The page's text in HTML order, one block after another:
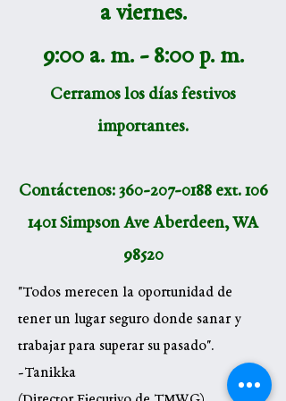
a viernes.
9:00 a. m. - 8:00 p. m.
Cerramos los días festivos
importantes.
Contáctenos: 360-207-0188ext. 106
1401 Simpson Ave Aberdeen, WA
98520
"Todos merecen la oportunidad de
tener un lugar seguro donde sanar y
trabajar para superar su pasado".
-Tanikka